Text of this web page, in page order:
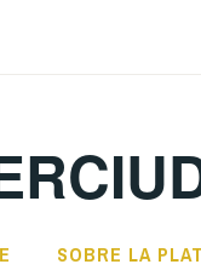
SOBRE LA